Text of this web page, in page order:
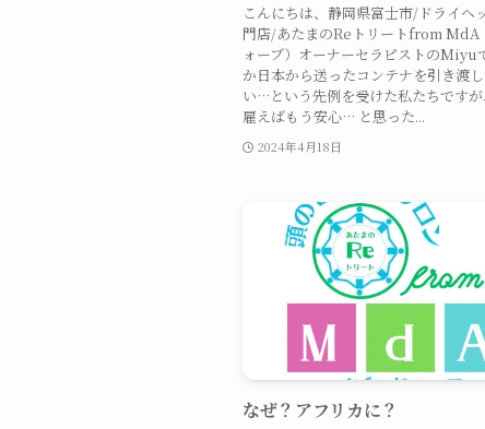
こんにちは、静岡県富士市/ドライヘ
門店/あたまのReトリートfrom MdA
ォーブ）オーナーセラピストのMiyu
か日本から送ったコンテナを引き渡
い…という先例を受けた私たちです
雇えばもう安心… と思った...
2024年4月18日
なぜ？アフリカに？